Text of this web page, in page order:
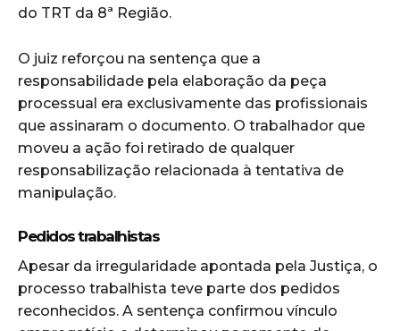
do TRT da 8ª Região.
O juiz reforçou na sentença que a
responsabilidade pela elaboração da peça
processual era exclusivamente das profissionais
que assinaram o documento. O trabalhador que
moveu a ação foi retirado de qualquer
responsabilização relacionada à tentativa de
manipulação.
Pedidos trabalhistas
Apesar da irregularidade apontada pela Justiça, o
processo trabalhista teve parte dos pedidos
reconhecidos. A sentença confirmou vínculo